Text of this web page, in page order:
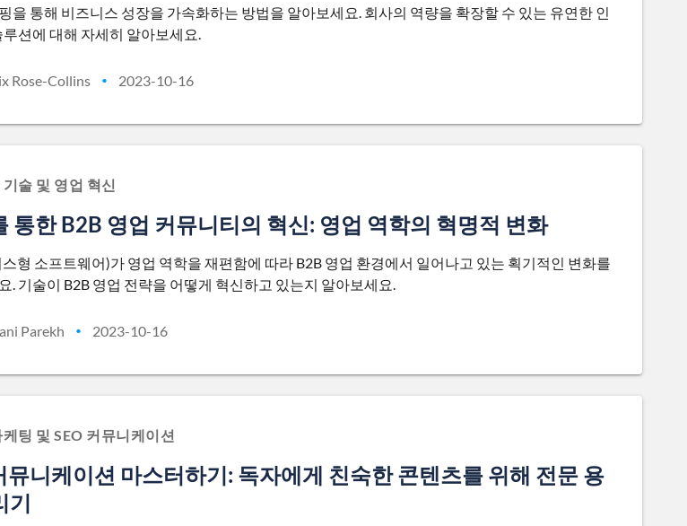
을 통해 비즈니스 성장을 가속화하는 방법을 알아보세요. 회사의 역량을 확장할 수 있는 유연한 인
루션에 대해 자세히 알아보세요.
Rose-Collins • 2023-10-16
술 및 영업 혁신
통한 B2B 영업 커뮤니티의 혁신: 영업 역학의 혁명적 변화
스형 소프트웨어)가 영업 역학을 재편함에 따라 B2B 영업 환경에서 일어나고 있는 획기적인 변화를
. 기술이 B2B 영업 전략을 어떻게 혁신하고 있는지 알아보세요.
Parekh • 2023-10-16
팅 및 SEO 커뮤니케이션
뮤니케이션 마스터하기: 독자에게 친숙한 콘텐츠를 위해 전문 용
기